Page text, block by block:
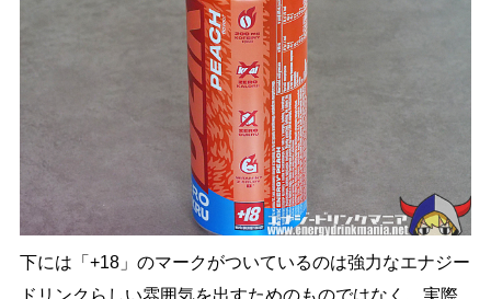
下には「+18」のマークがついているのは強力なエナジー
ドリンクらしい雰囲気を出すためのものではなく、実際